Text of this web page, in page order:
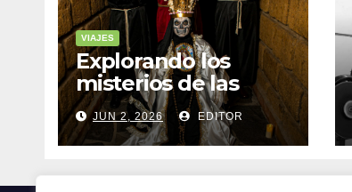
VIAJES
Explorando los
misterios de las
ruinas mayas en la
selva de Yucatán
JUN 2, 2026 EDITOR